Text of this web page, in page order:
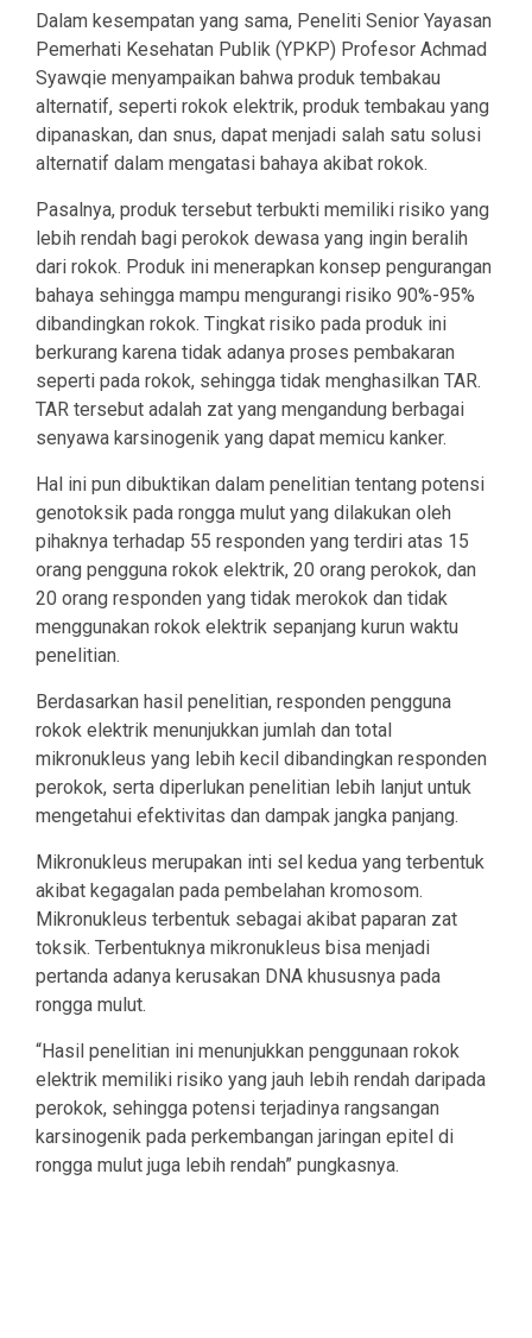
Dalam kesempatan yang sama, Peneliti Senior Yayasan
Pemerhati Kesehatan Publik (YPKP) Profesor Achmad
Syawqie menyampaikan bahwa produk tembakau
alternatif, seperti rokok elektrik, produk tembakau yang
dipanaskan, dan snus, dapat menjadi salah satu solusi
alternatif dalam mengatasi bahaya akibat rokok.
Pasalnya, produk tersebut terbukti memiliki risiko yang
lebih rendah bagi perokok dewasa yang ingin beralih
dari rokok. Produk ini menerapkan konsep pengurangan
bahaya sehingga mampu mengurangi risiko 90%-95%
dibandingkan rokok. Tingkat risiko pada produk ini
berkurang karena tidak adanya proses pembakaran
seperti pada rokok, sehingga tidak menghasilkan TAR.
TAR tersebut adalah zat yang mengandung berbagai
senyawa karsinogenik yang dapat memicu kanker.
Hal ini pun dibuktikan dalam penelitian tentang potensi
genotoksik pada rongga mulut yang dilakukan oleh
pihaknya terhadap 55 responden yang terdiri atas 15
orang pengguna rokok elektrik, 20 orang perokok, dan
20 orang responden yang tidak merokok dan tidak
menggunakan rokok elektrik sepanjang kurun waktu
penelitian.
Berdasarkan hasil penelitian, responden pengguna
rokok elektrik menunjukkan jumlah dan total
mikronukleus yang lebih kecil dibandingkan responden
perokok, serta diperlukan penelitian lebih lanjut untuk
mengetahui efektivitas dan dampak jangka panjang.
Mikronukleus merupakan inti sel kedua yang terbentuk
akibat kegagalan pada pembelahan kromosom.
Mikronukleus terbentuk sebagai akibat paparan zat
toksik. Terbentuknya mikronukleus bisa menjadi
pertanda adanya kerusakan DNA khususnya pada
rongga mulut.
“Hasil penelitian ini menunjukkan penggunaan rokok
elektrik memiliki risiko yang jauh lebih rendah daripada
perokok, sehingga potensi terjadinya rangsangan
karsinogenik pada perkembangan jaringan epitel di
rongga mulut juga lebih rendah” pungkasnya.